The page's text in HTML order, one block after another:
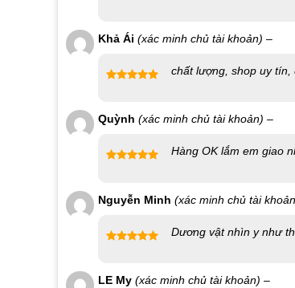
sao
Khả Ái (xác minh chủ tài khoản) –
chất lượng, shop uy tín,
sao
Quỳnh (xác minh chủ tài khoản) –
Hàng OK lắm em giao
sao
Nguyễn Minh (xác minh chủ tài
Dương vật nhìn y như
LE My (xác minh chủ tài khoản) –